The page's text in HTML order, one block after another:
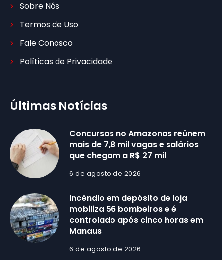
Sobre Nós
Termos de Uso
Fale Conosco
Políticas de Privacidade
Últimas Notícias
Concursos no Amazonas reúnem
mais de 7,8 mil vagas e salários
que chegam a R$ 27 mil
6 de agosto de 2026
Incêndio em depósito de loja
mobiliza 56 bombeiros e é
controlado após cinco horas em
Manaus
6 de agosto de 2026